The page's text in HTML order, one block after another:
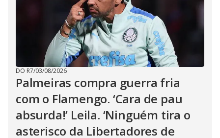
DO R7/03/08/2026
Palmeiras compra guerra fria
com o Flamengo. ‘Cara de pau
absurda!’ Leila. ‘Ninguém tira o
asterisco da Libertadores de